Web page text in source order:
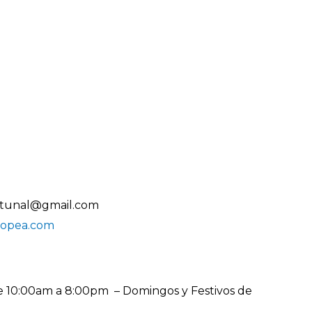
10:00am a 8:00pm – Domingos y Festivos de